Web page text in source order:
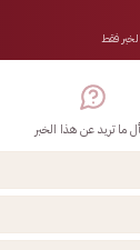
فقط
ما تريد عن هذا الخبر